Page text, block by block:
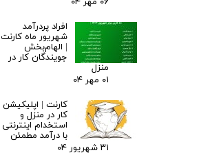
افراد پردرآمد
شهریور ماه کارنت
| الهام‌بخش
جویندگان کار در
منزل
۰۱ مهر ۰۴
کارنت | اپلیکیشن
کار در منزل و
استخدام اینترنتی
با درآمد مطمئن
۳۱ شهریور ۰۴